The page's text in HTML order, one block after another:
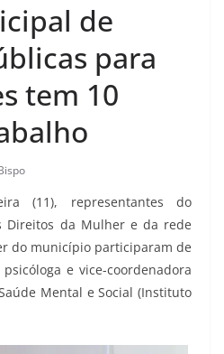
de
para
tem 10
(11), representantes do
Direitos da Mulher e da rede
do município participaram de
e vice-coordenadora
Mental e Social (Instituto